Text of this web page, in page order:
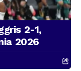
2-1,
2026